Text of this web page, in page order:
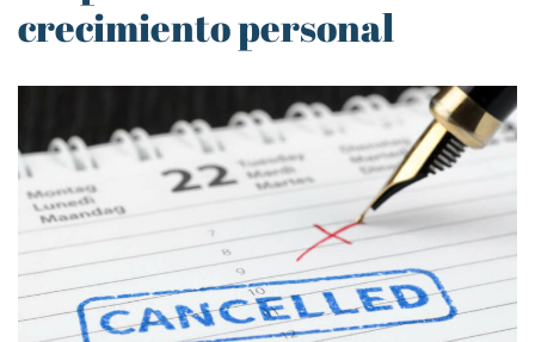
crecimiento personal